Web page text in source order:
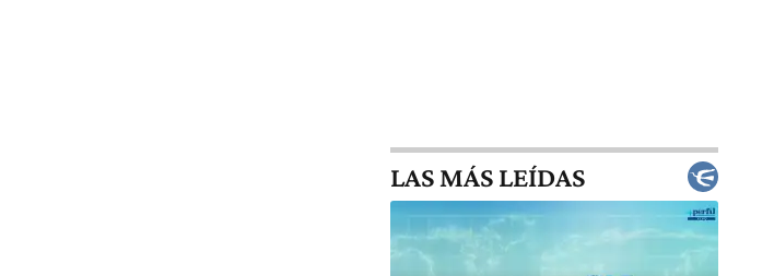
LAS MÁS LEÍDAS